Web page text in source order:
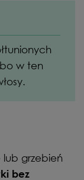
bo w ten
lub grzebień
bez